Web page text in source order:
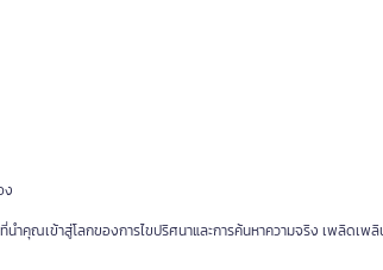
ง
คุณเข้าสู่โลกของการไขปริศนาและการค้นหาความจริง เพลิดเพลิ